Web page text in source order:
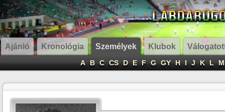
Ajánló Kronológia Személyek Klubok
A B C CS D E F G GY H I J K L M